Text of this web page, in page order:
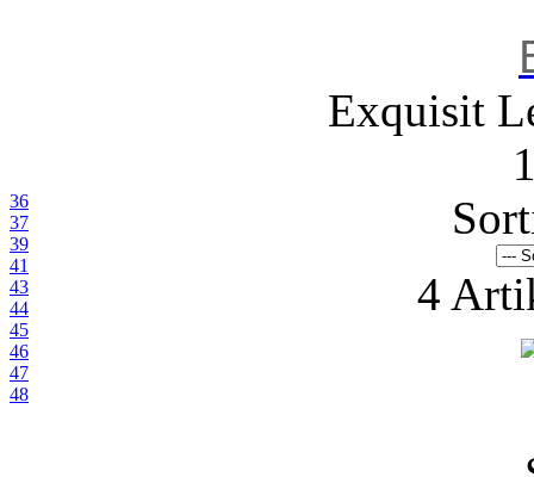
Exquisit
36
37
39
41
43
44
45
46
47
48
4